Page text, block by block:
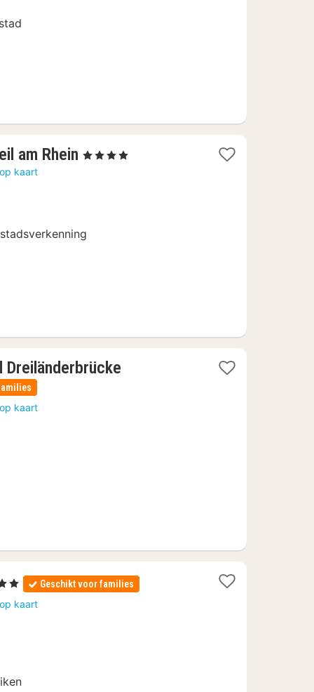
am Rhein 1
, 4 Sterren
kaart
kaart
Geschikt voor families
kaart